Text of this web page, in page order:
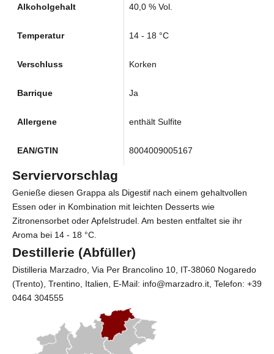
Alkoholgehalt 40,0 % Vol.
Temperatur 14 - 18 °C
Verschluss Korken
Barrique Ja
Allergene enthält Sulfite
EAN/GTIN 8004009005167
Serviervorschlag
Genieße diesen Grappa als Digestif nach einem gehaltvollen
Essen oder in Kombination mit leichten Desserts wie
Zitronensorbet oder Apfelstrudel. Am besten entfaltet sie ihr
Aroma bei 14 - 18 °C.
Destillerie (Abfüller)
Distilleria Marzadro , Via Per Brancolino 10, IT-38060 Nogaredo
(Trento), Trentino, Italien, E-Mail: info@marzadro.it, Telefon: +39
0464 304555